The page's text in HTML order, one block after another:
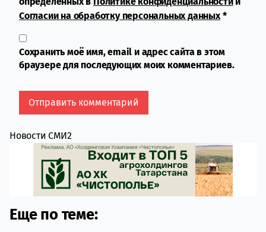
Согласии на обработку персональных данных*
Сохранить моё имя, email и адрес сайта в этом
браузере для последующих моих комментариев.
Новости СМИ2
Еще по теме: